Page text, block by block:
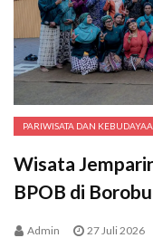
PARIWISATA DAN
Wisata
BPOB di
Admin 27 Juli 2026